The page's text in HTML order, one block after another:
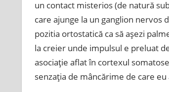
un contact misterios (de natură
care ajunge la un ganglion nervos
pozitia ortostatică ca să aşezi
la creier unde impulsul e preluat
asociaţie aflat în cortexul
senzaţia de mâncărime de care